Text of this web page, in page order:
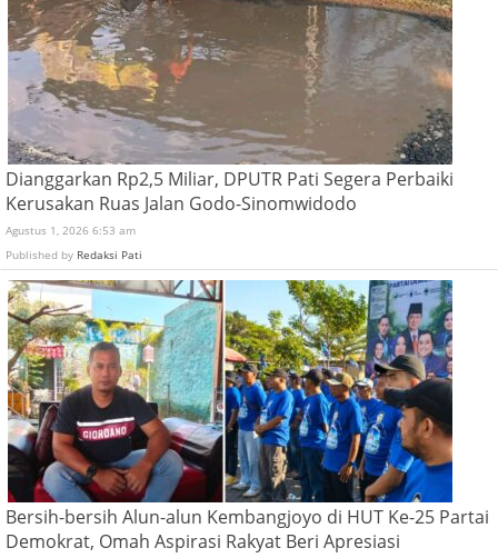
Dianggarkan Rp2,5 Miliar, DPUTR Pati Segera Perbaiki
Kerusakan Ruas Jalan Godo-Sinomwidodo
Agustus 1, 2026 6:53 am
Published by Redaksi Pati
Bersih-bersih Alun-alun Kembangjoyo di HUT Ke-25 Partai
Demokrat, Omah Aspirasi Rakyat Beri Apresiasi